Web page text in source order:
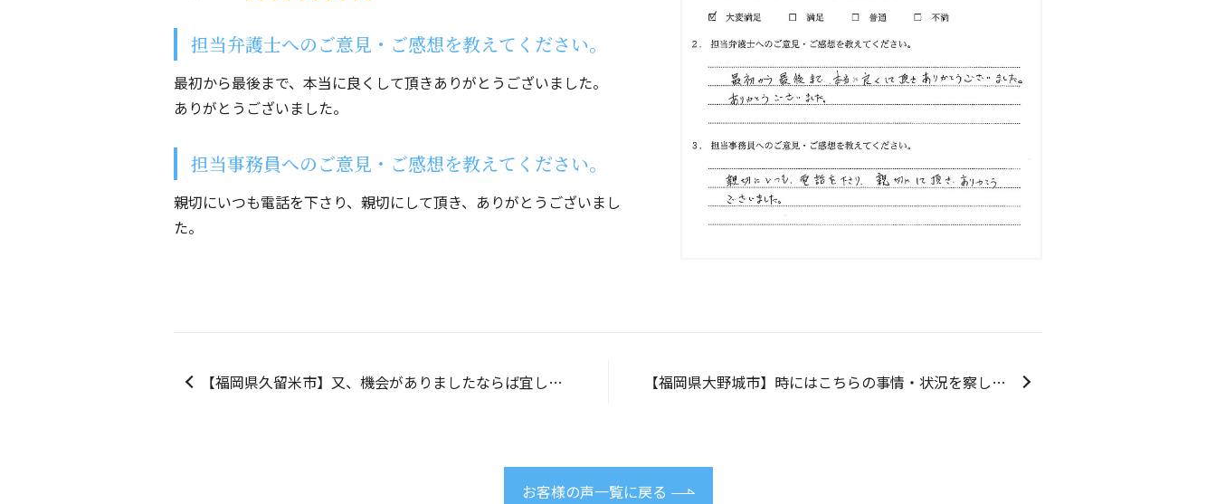
担当弁護士へのご意見・ご感想を教えてください。
最初から最後まで、本当に良くして頂きありがとうございました。
ありがとうございました。
担当事務員へのご意見・ご感想を教えてください。
親切にいつも電話を下さり、親切にして頂き、ありがとうございまし
た。
【福岡県久留米市】又、機会がありましたならば宜しくお願い致します 【福岡県大野城市】時にはこちらの事情・状況を察してお気遣い頂いたりと、非常に心強かったです
お客様の声一覧に戻る